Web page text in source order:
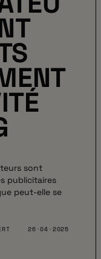
sont
publicitaires
peut-elle se
26·04·2025